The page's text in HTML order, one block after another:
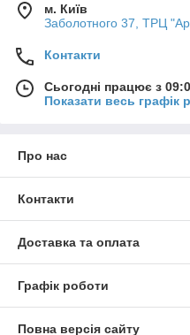
м. Київ
Заболотного 37, ТРЦ
Контакти
Сьогодні працює з
Показати весь графік
Про нас
Контакти
Доставка та оплата
Графік роботи
Повна версія сайту